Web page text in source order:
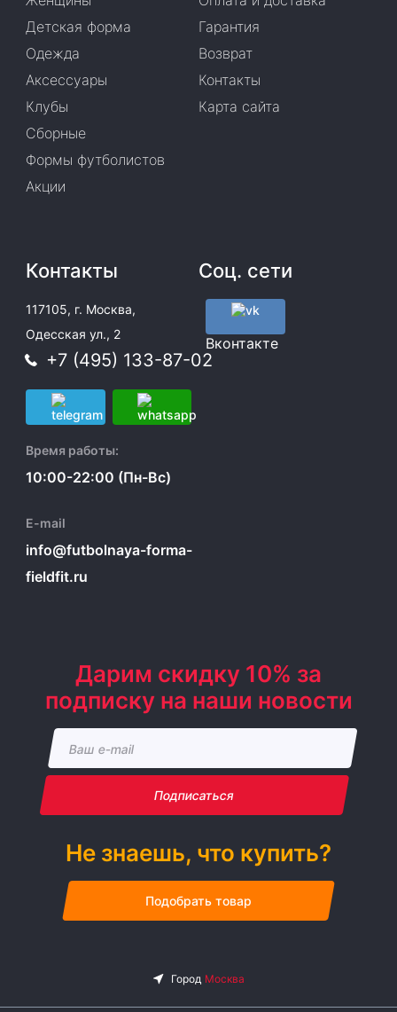
Детская форма
Одежда
Аксессуары
Клубы
Сборные
Формы футболистов
Акции
Гарантия
Возврат
Контакты
Карта сайта
Контакты
117105, г. Москва,
Одесская ул., 2
+7 (495) 133-87-02
Время работы:
10:00-22:00 (Пн-Вс)
E-mail
info@futbolnaya-forma-
fieldfit.ru
Соц. сети
Вконтакте
Дарим скидку 10% за
подписку на наши новости
Подписаться
Не знаешь, что купить?
Подобрать товар